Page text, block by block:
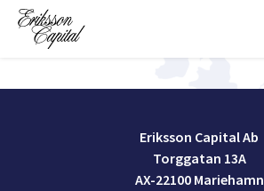
Eriksson
Capital
Eriksson Capital Ab
Torggatan 13A
AX-22100 Mariehamn